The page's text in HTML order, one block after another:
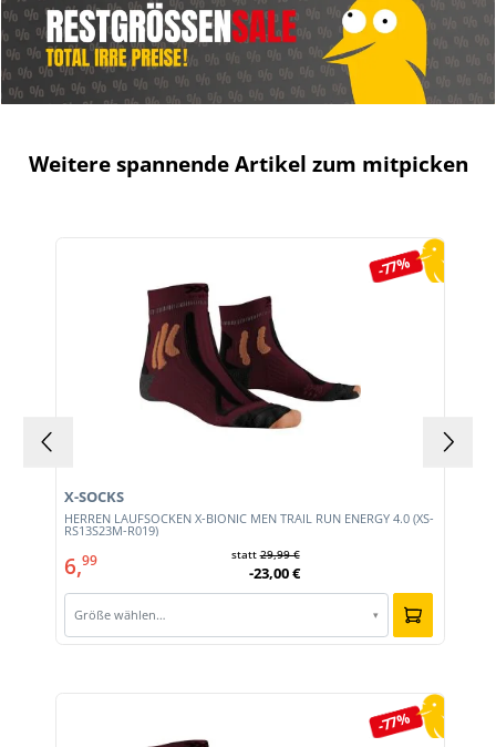
Weitere spannende Artikel zum mitpicken
-77%
HERREN LAUFSOCKEN X-BIONIC MEN TRAIL RUN ENERGY 4.0 (XS-
RS13S23M-R019)
X-SOCKS
6,99 statt29,99 €
-23,00 €
Größe wählen… ▾
-77%